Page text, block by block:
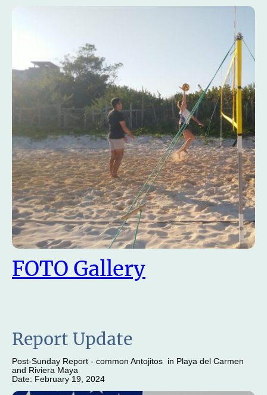
FOTO Gallery
Report Update
Post-Sunday Report - common Antojitos in Playa del Carmen
and Riviera Maya
Date: February 19, 2024